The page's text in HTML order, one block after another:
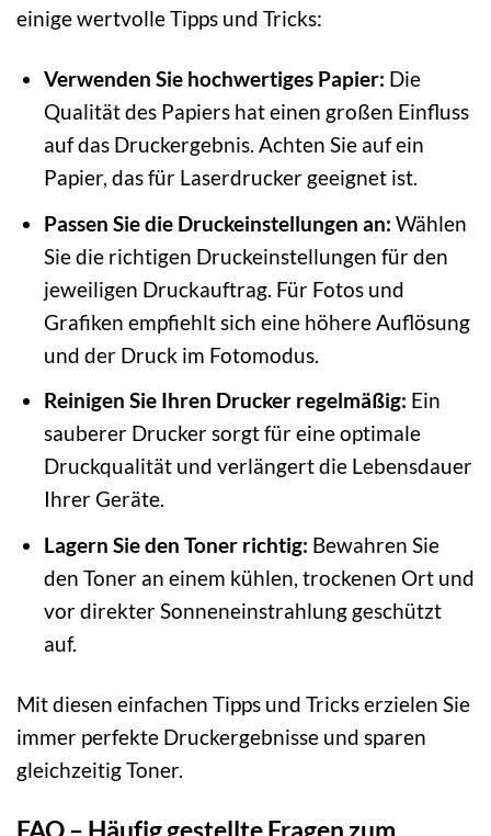
einige wertvolle Tipps und Tricks:
Verwenden Sie hochwertiges Papier: Die
Qualität des Papiers hat einen großen Einfluss
auf das Druckergebnis. Achten Sie auf ein
Papier, das für Laserdrucker geeignet ist.
Passen Sie die Druckeinstellungen an: Wählen
Sie die richtigen Druckeinstellungen für den
jeweiligen Druckauftrag. Für Fotos und
Grafiken empfiehlt sich eine höhere Auflösung
und der Druck im Fotomodus.
Reinigen Sie Ihren Drucker regelmäßig: Ein
sauberer Drucker sorgt für eine optimale
Druckqualität und verlängert die Lebensdauer
Ihrer Geräte.
Lagern Sie den Toner richtig: Bewahren Sie
den Toner an einem kühlen, trockenen Ort und
vor direkter Sonneneinstrahlung geschützt
auf.
Mit diesen einfachen Tipps und Tricks erzielen Sie
immer perfekte Druckergebnisse und sparen
gleichzeitig Toner.
FAQ – Häufig gestellte Fragen zum